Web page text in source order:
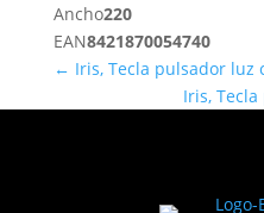
Ancho220
EAN8421870054740
← Iris, Tecla pulsador luz
Iris,